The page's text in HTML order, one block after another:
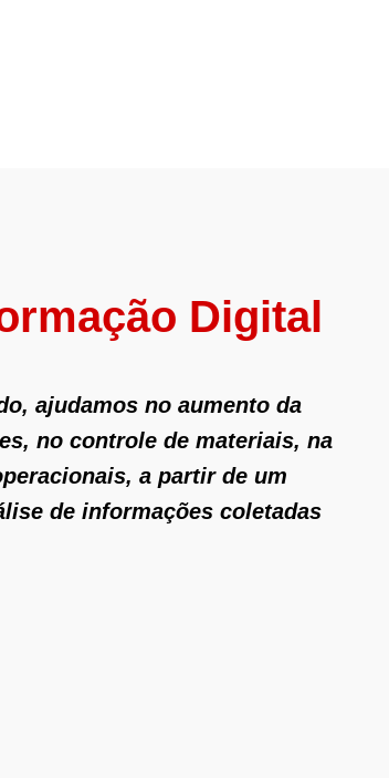
Digital
ajudamos no aumento da
no controle de materiais, na
a partir de um
de informações coletadas